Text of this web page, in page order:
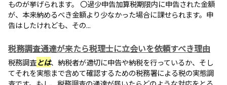
ものが挙げられます。 〇過少申告加算税期限内に申告された金額
が、本来納めるべき金額より少なかった場合に課せられます。申
告はしたけれども、その...
税務調査通達が来たら税理士に立会いを依頼すべき理由
税務調査とは、納税者が適切に申告や納税を行っているか、そし
てそれを実態まで含めて確認するための税務署による税の実態調